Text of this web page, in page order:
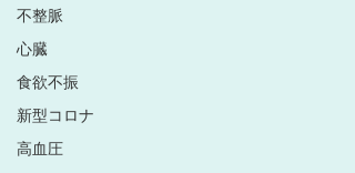
不整脈
心臓
食欲不振
新型コロナ
高血圧